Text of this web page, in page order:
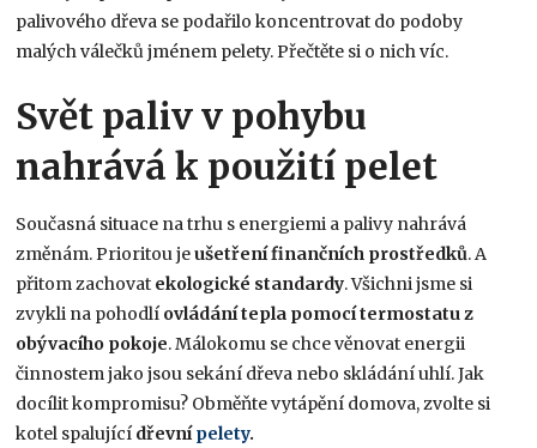
palivového dřeva se podařilo koncentrovat do podoby
malých válečků jménem pelety. Přečtěte si o nich víc.
Svět paliv v pohybu
nahrává k použití pelet
Současná situace na trhu s energiemi a palivy nahrává
změnám. Prioritou jeušetřenífinančních prostředků. A
přitom zachovat ekologické standardy. Všichni jsme si
zvykli na pohodlí ovládání tepla pomocí termostatu z
obývacího pokoje. Málokomu se chce věnovat energii
činnostem jako jsou sekání dřeva nebo skládání uhlí. Jak
docílit kompromisu? Obměňte vytápění domova, zvolte si
kotel spalující dřevnípelety.